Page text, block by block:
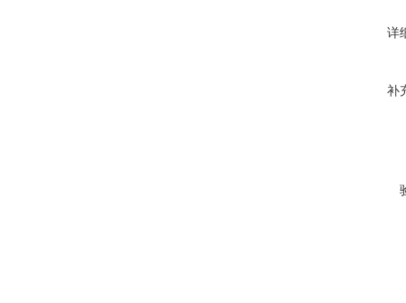
详
补